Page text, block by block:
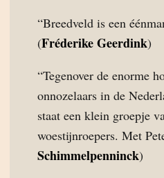
“Breedveld is een
(Fréderike Geerdink)
“Tegenover de enorme
onnozelaars in de
staat een klein groepje
woestijnroepers. Met
Schimmelpenninck)